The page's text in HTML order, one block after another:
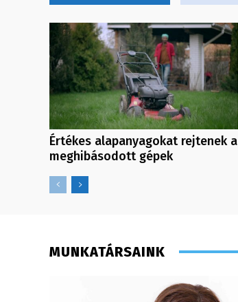
Értékes alapanyagokat rejtenek a
meghibásodott gépek
MUNKATÁRSAINK